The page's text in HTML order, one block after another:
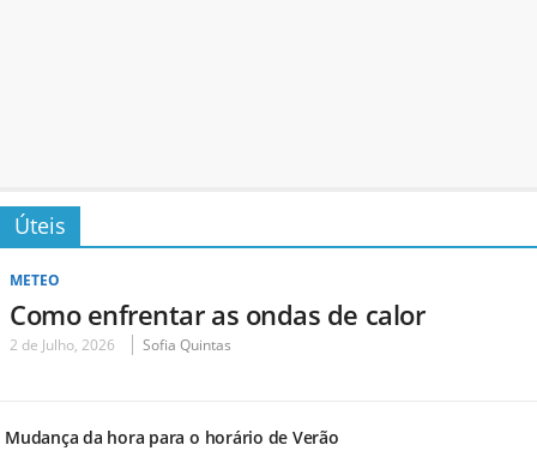
Úteis
METEO
Como enfrentar as ondas de calor
2 de Julho, 2026 Sofia Quintas
Mudança da hora para o horário de Verão